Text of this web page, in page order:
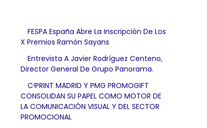
FESPA España Abre La Inscripción De Los
X Premios Ramón Sayans
Entrevista A Javier Rodríguez Centeno,
Director General De Grupo Panorama.
C!PRINT MADRID Y PMG PROMOGIFT
CONSOLIDAN SU PAPEL COMO MOTOR DE
LA COMUNICACIÓN VISUAL Y DEL SECTOR
PROMOCIONAL